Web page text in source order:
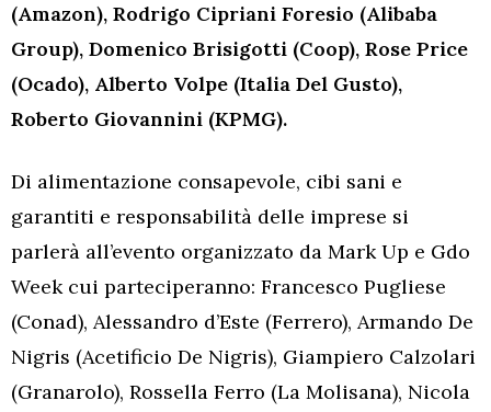
(Amazon), Rodrigo Cipriani Foresio (Alibaba
Group), Domenico Brisigotti (Coop), Rose Price
(Ocado), Alberto Volpe (Italia Del Gusto),
Roberto Giovannini (KPMG).
Di alimentazione consapevole, cibi sani e
garantiti e responsabilità delle imprese si
parlerà all’evento organizzato da Mark Up e Gdo
Week cui parteciperanno: Francesco Pugliese
(Conad), Alessandro d’Este (Ferrero), Armando De
Nigris (Acetificio De Nigris), Giampiero Calzolari
(Granarolo), Rossella Ferro (La Molisana), Nicola